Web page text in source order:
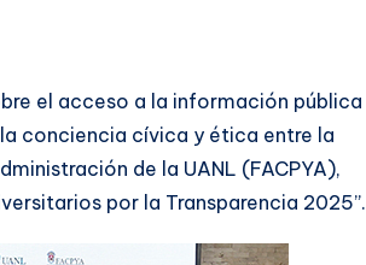
el acceso a la información pública
conciencia cívica y ética entre la
de la UANL (FACPYA),
por la Transparencia 2025”.